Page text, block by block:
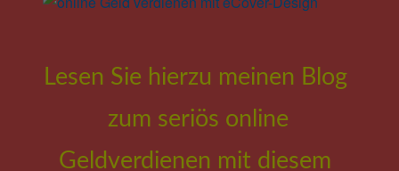
Lesen Sie hierzu meinen Blog
zum seriös online
Geldverdienen mit diesem